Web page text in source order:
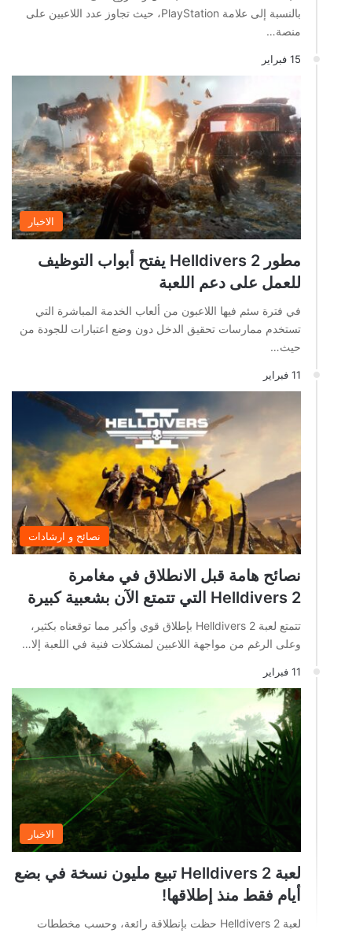
بالنسبة إلى علامة PlayStation، حيث تجاوز عدد اللاعبين على
منصة…
15 فبراير
الاخبار
مطور Helldivers 2 يفتح أبواب التوظيف
للعمل على دعم اللعبة
في فترة سئم فيها اللاعبون من ألعاب الخدمة المباشرة التي
تستخدم ممارسات تحقيق الدخل دون وضع اعتبارات للجودة من
حيث…
11 فبراير
نصائح و ارشادات
نصائح هامة قبل الانطلاق في مغامرة
Helldivers 2 التي تتمتع الآن بشعبية كبيرة
تتمتع لعبة Helldivers 2 بإطلاق قوي وأكبر مما توقعناه بكثير،
وعلى الرغم من مواجهة اللاعبين لمشكلات فنية في اللعبة إلا…
11 فبراير
الاخبار
لعبة Helldivers 2 تبيع مليون نسخة في بضع
أيام فقط منذ إطلاقها!
لعبة Helldivers 2 حظت بإنطلاقة رائعة، وحسب مخططات